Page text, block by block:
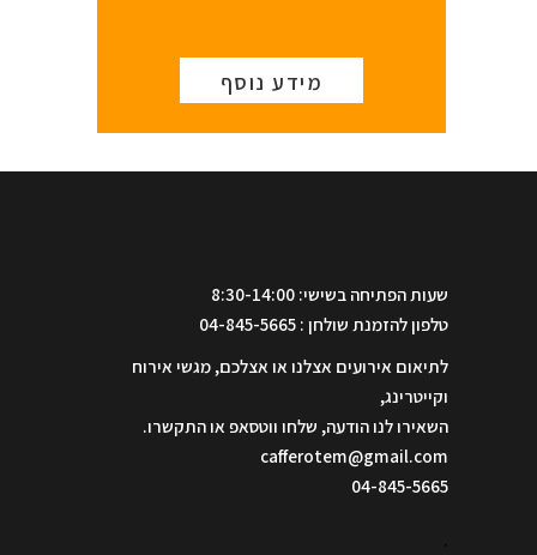
מידע נוסף
שעות הפתיחה בשישי: 8:30-14:00
טלפון להזמנת שולחן : 04-845-5665
לתיאום אירועים אצלנו או אצלכם, מגשי אירוח
וקייטרינג,
השאירו לנו הודעה, שלחו ווטסאפ או התקשרו.
cafferotem@gmail.com
04-845-5665
.